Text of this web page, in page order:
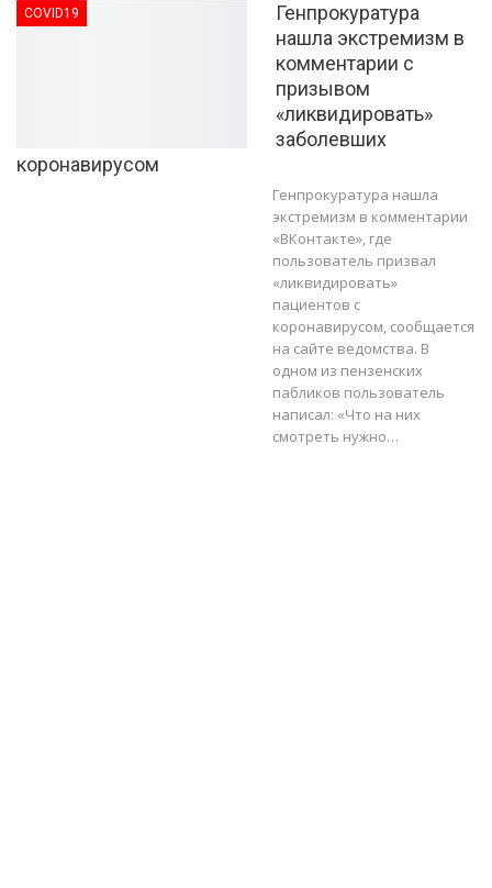
COVID19
Генпрокуратура
нашла экстремизм в
комментарии с
призывом
«ликвидировать»
заболевших
коронавирусом
Генпрокуратура нашла
экстремизм в комментарии
«ВКонтакте», где
пользователь призвал
«ликвидировать»
пациентов с
коронавирусом, сообщается
на сайте ведомства. В
одном из пензенских
пабликов пользователь
написал: «Что на них
смотреть нужно…